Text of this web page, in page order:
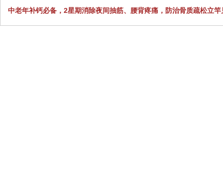
中老年补钙必备，2星期消除夜间抽筋、腰背疼痛，防治骨质疏松立竿